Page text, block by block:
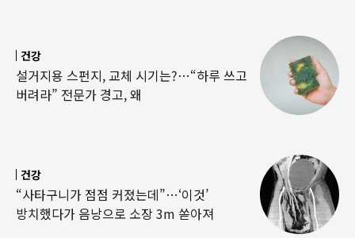
건강
설거지용 스펀지, 교체 시기는?…“하루 쓰고
버려라” 전문가 경고, 왜
건강
“사타구니가 점점 커졌는데”…‘이것’
방치했다가 음낭으로 소장 3m 쏟아져